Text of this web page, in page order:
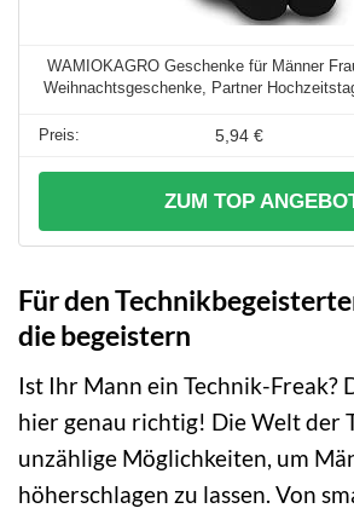
WAMIOKAGRO Geschenke für Männer
Weihnachtsgeschenke, Partner
5,94 €
ZUM TOP
Für den
die begeistern
Ist Ihr Mann ein Technik-Freak?
hier genau richtig! Die Welt der
unzählige Möglichkeiten, um
höherschlagen zu lassen. Von